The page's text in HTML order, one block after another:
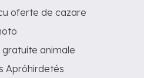
oferte de cazare
gratuite animale
Apróhirdetés